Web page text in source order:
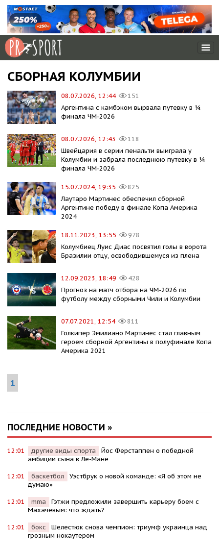
СБОРНАЯ КОЛУМБИИ
08.07.2026, 12:44
151
Аргентина с камбэком вырвала путевку в ¼
финала ЧМ-2026
08.07.2026, 12:43
118
Швейцария в серии пенальти выиграла у
Колумбии и забрала последнюю путевку в ¼
финала ЧМ-2026
15.07.2024, 19:35
825
Лаутаро Мартинес обеспечил сборной
Аргентине победу в финале Копа Америка
2024
18.11.2023, 13:55
978
Колумбиец Луис Диас посвятил голы в ворота
Бразилии отцу, освободившемуся из плена
12.09.2023, 18:49
428
Прогноз на матч отбора на ЧМ-2026 по
футболу между сборными Чили и Колумбии
07.07.2021, 12:54
811
Голкипер Эмилиано Мартинес стал главным
героем сборной Аргентины в полуфинале Копа
Америка 2021
1
ПОСЛЕДНИЕ НОВОСТИ »
12:01 другие виды спорта
Йос Ферстаппен о победной
амбиции сына в Ле-Мане
12:01 баскетбол
Уэстбрук о новой команде: «Я об этом не
думаю»
12:01 mma
Гэтжи предложили завершить карьеру боем с
Махачевым: что ждать?
12:01 бокс
Шелестюк снова чемпион: триумф украинца над
грозным нокаутером